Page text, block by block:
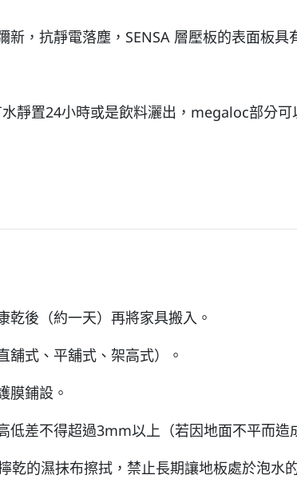
，抗靜電落塵，SENSA 層壓板的表面板具
置24小時或是飲料灑出，megaloc部分可
後（約一天）再將家具搬入。
舖式、平舖式、架高式）。
膜鋪設。
低差不得超過3mm以上（若因地面不平而造
乾的濕抹布擦拭，禁止長期讓地板處於泡水